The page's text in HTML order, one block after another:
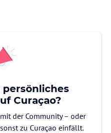
persönliches
Curaçao?
der Community – oder
zu Curaçao einfällt.